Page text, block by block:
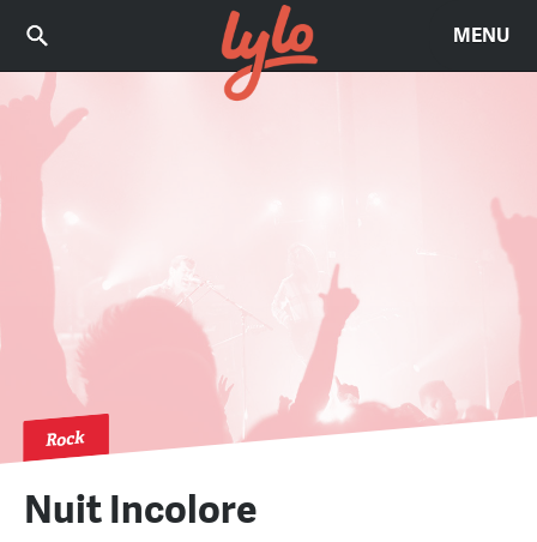
MENU
Rock
Nuit Incolore